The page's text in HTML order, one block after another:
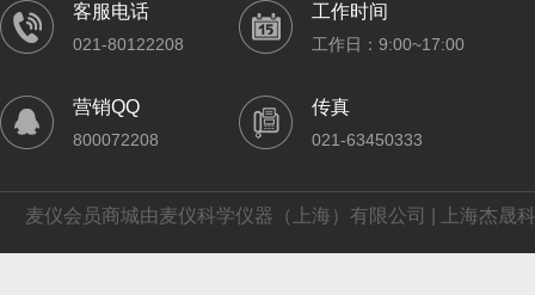
客服电话
021-80122208
工作时间
工作日：9:00~17:00
营销QQ
800072208
传真
021-63450333
麦仪会员商城由麦仪科学仪器（上海）有限公司 | 上海杰